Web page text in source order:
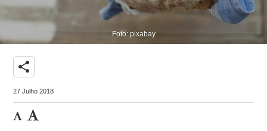
Foto: pixabay
share
27 Julho 2018